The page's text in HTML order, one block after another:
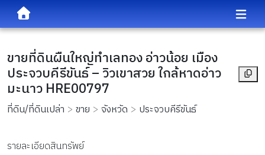
ขายที่ดินผืนใหญ่ทำเลทอง อ่าวน้อย เมือง
ประจวบคีรีขันธ์ – วิวเขาสวย ใกล้หาดอ่าว
มะนาว HRE00797
ที่ดิน/ที่ดินเปล่า ขาย จังหวัด ประจวบคีรีขันธ์
รายละเอียดสินทรัพย์